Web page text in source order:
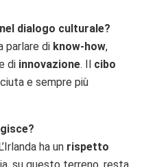
dialogo culturale?
parlare di know-how,
di innovazione. Il cibo
e sempre più
ha un rispetto